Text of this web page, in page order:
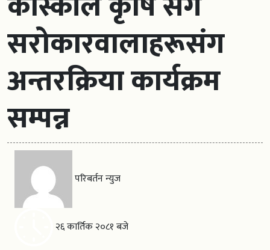
सरोकारवालाहरूसंग
अन्तरक्रिया कार्यक्रम
सम्पन्न
परिबर्तन न्युज
२६ कार्तिक २०८१ बजे